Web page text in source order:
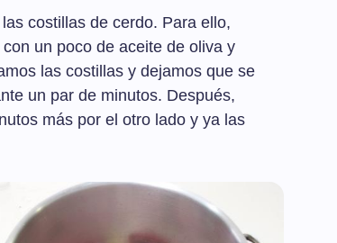
costillas de cerdo. Para ello,
un poco de aceite de oliva y
las costillas y dejamos que se
un par de minutos. Después,
más por el otro lado y ya las